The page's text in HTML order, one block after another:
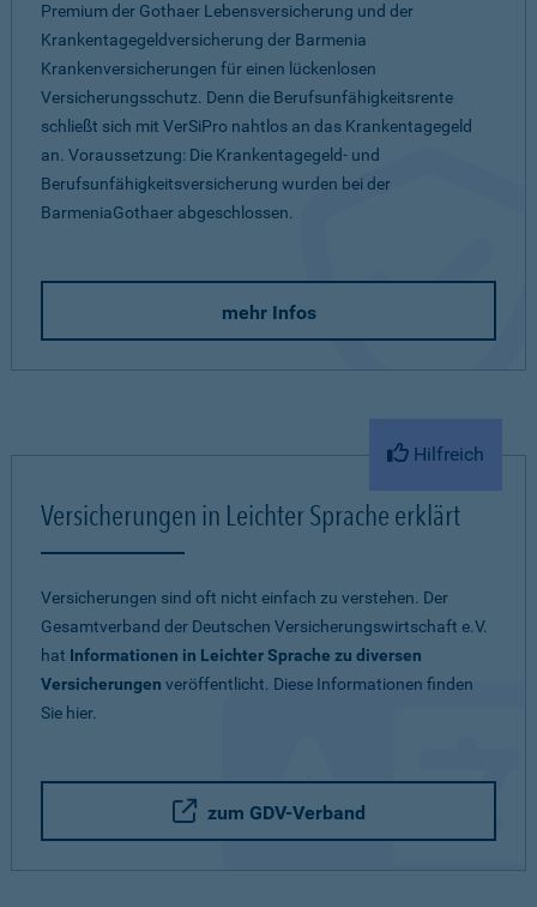
Premium der Gothaer Lebensversicherung und der
Krankentagegeldversicherung der Barmenia
Krankenversicherungen für einen lückenlosen
Versicherungsschutz. Denn die Berufsunfähigkeitsrente
schließt sich mit VerSiPro nahtlos an das Krankentagegeld
an. Voraussetzung: Die Krankentagegeld- und
Berufsunfähigkeitsversicherung wurden bei der
BarmeniaGothaer abgeschlossen.
mehr Infos
Hilfreich
Versicherungen in Leichter Sprache erklärt
Versicherungen sind oft nicht einfach zu verstehen. Der
Gesamtverband der Deutschen Versicherungswirtschaft e.V.
hat Informationen in Leichter Sprache zu diversen
Versicherungen veröffentlicht. Diese Informationen finden
Sie hier.
zum GDV-Verband